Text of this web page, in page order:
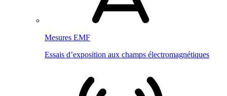
Mesures EMF
Essais d’exposition aux champs électromagnétiques